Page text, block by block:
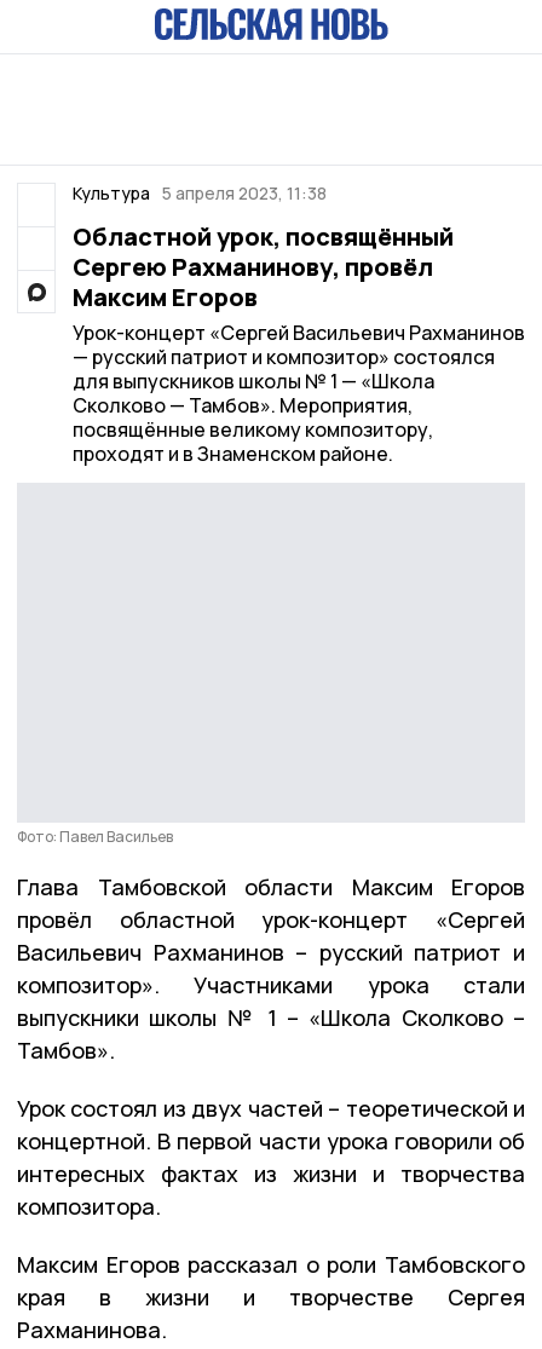
Культура 5 апреля 2023, 11:38
Областной урок, посвящённый
Сергею Рахманинову, провёл
Максим Егоров
Урок-концерт «Сергей Васильевич Рахманинов
— русский патриот и композитор» состоялся
для выпускников школы № 1 — «Школа
Сколково — Тамбов». Мероприятия,
посвящённые великому композитору,
проходят и в Знаменском районе.
Фото: Павел Васильев
Глава Тамбовской области Максим Егоров
провёл областной урок-концерт «Сергей
Васильевич Рахманинов – русский патриот и
композитор». Участниками урока стали
выпускники школы № 1 – «Школа Сколково –
Тамбов».
Урок состоял из двух частей – теоретической и
концертной. В первой части урока говорили об
интересных фактах из жизни и творчества
композитора.
Максим Егоров рассказал о роли Тамбовского
края в жизни и творчестве Сергея
Рахманинова.